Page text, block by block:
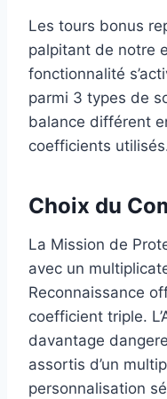
Les tours bonus
palpitant de notre
fonctionnalité
parmi 3 types de
balance différent
coefficients
Choix du
La Mission de
avec un
Reconnaissance
coefficient triple.
davantage
assortis d’un
personnalisation